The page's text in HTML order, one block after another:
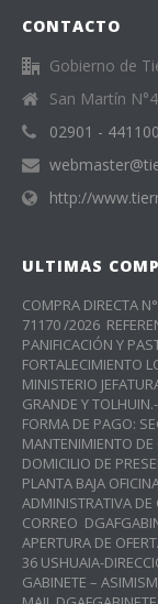
CONTACTO
Gobierno de
San Martín
02901 - 441100
http://
ULTIMAS
COMPRA DIRECTA
71170 /2026
PANIFICACIÓN Y
FORTALECIMIENTO
MINISTERIO
GRANDE Y
FORMA DE PAGO:
MANTENIMIENTO
DOMICILIO DE
PLANTA BAJA
ADMINISTRATIVA DE
CORREO
APERTURA DE
36 USHUAIA-
GABINETE –